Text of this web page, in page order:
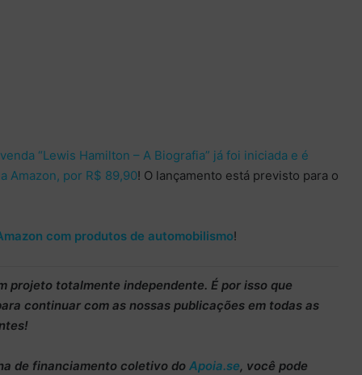
“Lewis Hamilton – A Biografia” já foi iniciada e é
Amazon, por R$ 89,90! O lançamento está previsto para o
com produtos de automobilismo!
projeto totalmente independente. É por isso que
continuar com as nossas publicações em todas as
de financiamento coletivo do Apoia.se, você pode